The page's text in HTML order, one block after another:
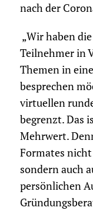
nach der
„Wir haben
Teilnehmer in
Themen in
besprechen
virtuellen
begrenzt. Das
Mehrwert.
Formates
sondern auch
persönlichen